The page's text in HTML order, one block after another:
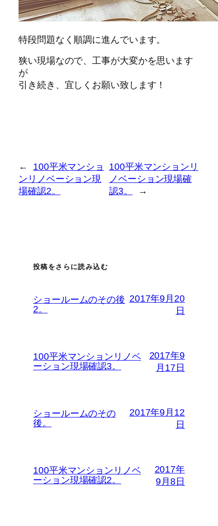
特段問題なく順調に進んでいます。
狭い現場なので、工事が大変かを思います
が
引き続き、宜しくお願い致します！
←
100平米マンショ
ンリノベーション現
場確認2。
100平米マンションリ
ノベーション現場確
認3。
→
投稿をさらに読み込む
ショールームのその後
2。
2017年9月20
日
100平米マンションリノベ
ーション現場確認3。
2017年9
月17日
ショールームのその
後。
2017年9月12
日
100平米マンションリノベ
ーション現場確認2。
2017年
9月8日